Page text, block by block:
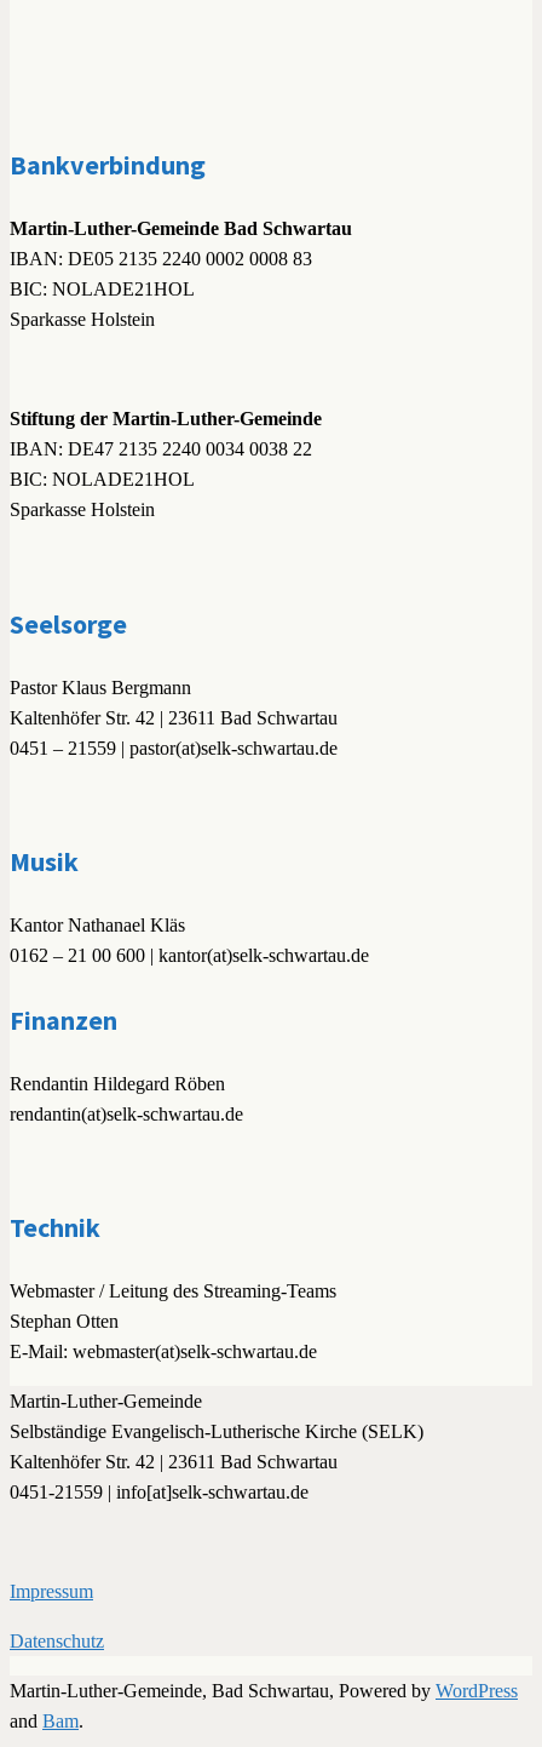
Bankverbindung
Martin-Luther-Gemeinde Bad Schwartau
IBAN: DE05 2135 2240 0002 0008 83
BIC: NOLADE21HOL
Sparkasse Holstein
Stiftung der Martin-Luther-Gemeinde
IBAN: DE47 2135 2240 0034 0038 22
BIC: NOLADE21HOL
Sparkasse Holstein
Seelsorge
Pastor Klaus Bergmann
Kaltenhöfer Str. 42 | 23611 Bad Schwartau
0451 – 21559 | pastor(at)selk-schwartau.de
Musik
Kantor Nathanael Kläs
0162 – 21 00 600 | kantor(at)selk-schwartau.de
Finanzen
Rendantin Hildegard Röben
rendantin(at)selk-schwartau.de
Technik
Webmaster / Leitung des Streaming-Teams
Stephan Otten
E-Mail: webmaster(at)selk-schwartau.de
Martin-Luther-Gemeinde
Selbständige Evangelisch-Lutherische Kirche (SELK)
Kaltenhöfer Str. 42 | 23611 Bad Schwartau
0451-21559 | info[at]selk-schwartau.de
Impressum
Datenschutz
Martin-Luther-Gemeinde, Bad Schwartau, Powered by WordPress
and Bam.